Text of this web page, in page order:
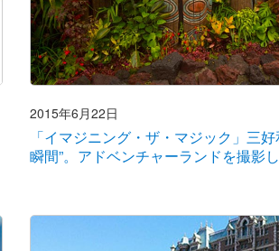
2015年6月22日
「イマジニング・ザ・マジック」三
瞬間”。アドベンチャーランドを撮影